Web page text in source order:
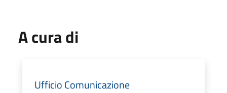
A cura di
Ufficio Comunicazione